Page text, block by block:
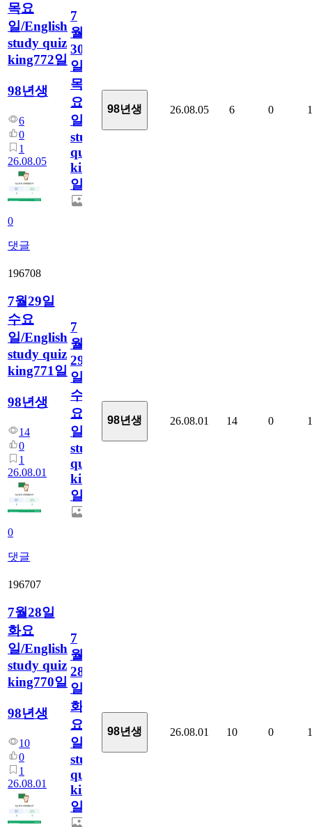
목요
일/English
study quiz
king772일
98년생
6
0
1
26.08.05
0
댓글
7
월
30
일
목
요
일/English
study
quiz
king772
일
98년생 26.08.05 6 0 1
196708
7월29일
수요
일/English
study quiz
king771일
98년생
14
0
1
26.08.01
0
댓글
7
월
29
일
수
요
일/English
study
quiz
king771
일
98년생 26.08.01 14 0 1
196707
7월28일
화요
일/English
study quiz
king770일
98년생
10
0
1
26.08.01
7
월
28
일
화
요
일/English
study
quiz
king770
일
98년생 26.08.01 10 0 1